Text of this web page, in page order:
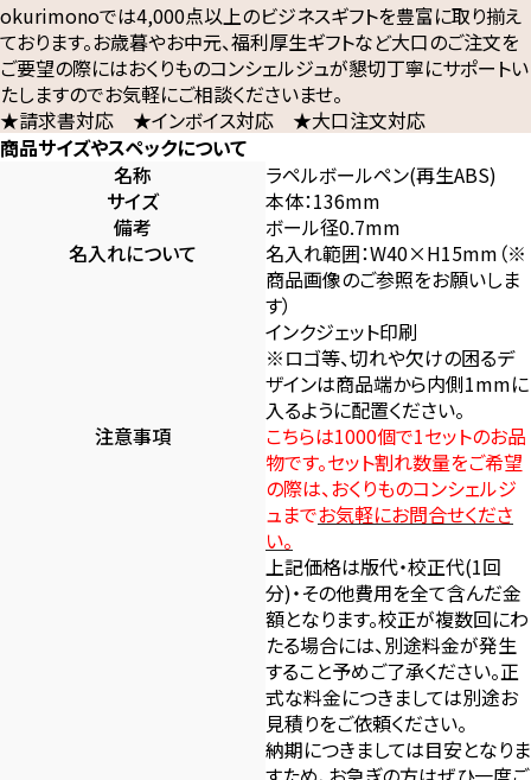
okurimonoでは4,000点以上のビジネスギフトを豊富に取り揃え
ております。お歳暮やお中元、福利厚生ギフトなど大口のご注文を
ご要望の際にはおくりものコンシェルジュが懇切丁寧にサポートい
たしますのでお気軽にご相談くださいませ。
★請求書対応 ★インボイス対応 ★大口注文対応
商品サイズやスペックについて
名称
ラペルボールペン(再生ABS)
サイズ
本体：136mm
備考
ボール径0.7mm
名入れについて
名入れ範囲：W40×H15mm（※
商品画像のご参照をお願いしま
す）
インクジェット印刷
※ロゴ等、切れや欠けの困るデ
ザインは商品端から内側1mmに
入るように配置ください。
注意事項
こちらは1000個で1セットのお品
物です。セット割れ数量をご希望
の際は、おくりものコンシェルジ
ュまでお気軽にお問合せくださ
い。
上記価格は版代・校正代(1回
分)・その他費用を全て含んだ金
額となります。校正が複数回にわ
たる場合には、別途料金が発生
すること予めご了承ください。正
式な料金につきましては別途お
見積りをご依頼ください。
納期につきましては目安となりま